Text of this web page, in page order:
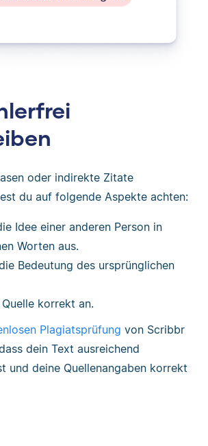
oder indirekte Zitate
du auf folgende Aspekte achten:
Idee einer anderen Person in
Worten aus.
Bedeutung des ursprünglichen
korrekt an.
Plagiatsprüfung von Scribbr
dein Text ausreichend
und deine Quellenangaben korrekt